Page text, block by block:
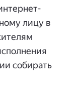
лицу в
собирать